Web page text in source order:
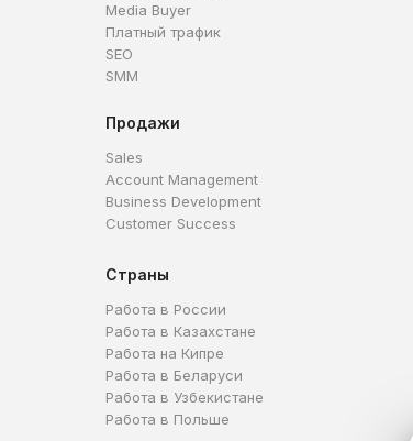
Media Buyer
Платный трафик
SEO
SMM
Продажи
Sales
Account Management
Business Development
Customer Success
Страны
Работа в России
Работа в Казахстане
Работа на Кипре
Работа в Беларуси
Работа в Узбекистане
Работа в Польше